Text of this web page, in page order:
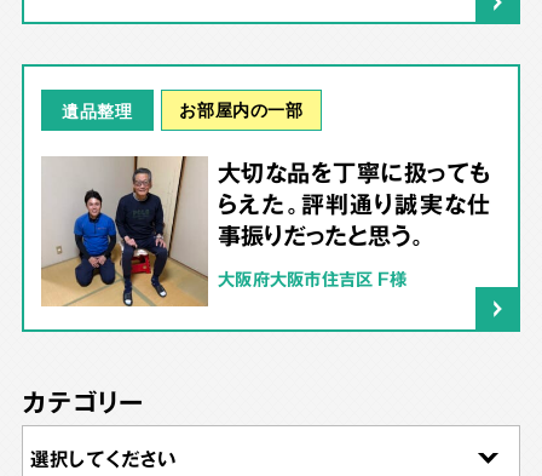
遺品整理 お部屋内の一部
大切な品を丁寧に扱っても
らえた。評判通り誠実な仕
事振りだったと思う。
大阪府大阪市住吉区 F様
カテゴリー